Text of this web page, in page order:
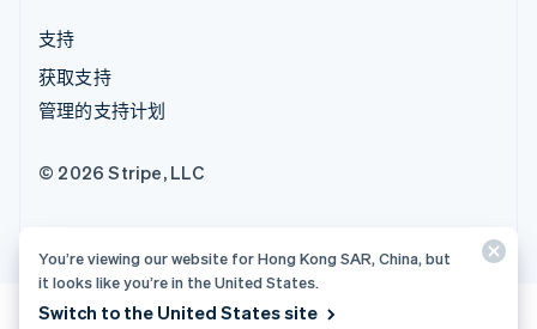
支持
获取支持
管理的支持计划
© 2026 Stripe, LLC
You’re viewing our website for Hong Kong SAR, China, but
it looks like you’re in the United States.
Switch to the United States site